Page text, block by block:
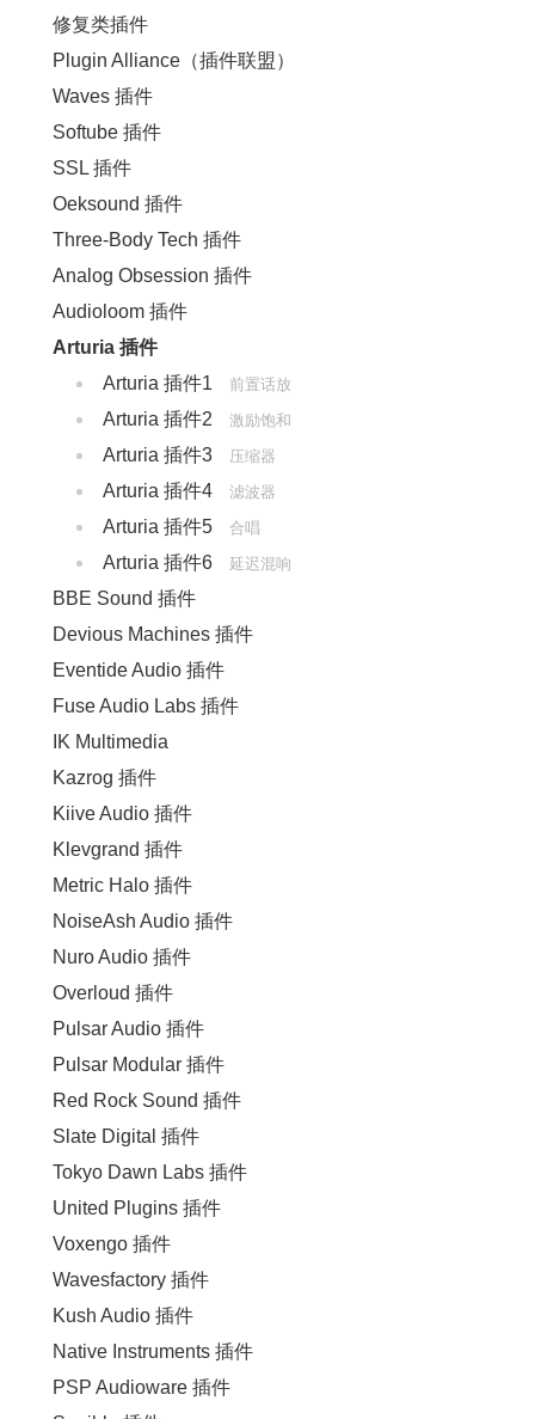
修复类插件
Plugin Alliance（插件联盟）
Waves 插件
Softube 插件
SSL 插件
Oeksound 插件
Three-Body Tech 插件
Analog Obsession 插件
Audioloom 插件
Arturia 插件
Arturia 插件1
前置话放
Arturia 插件2 激励饱和
Arturia 插件3 压缩器
Arturia 插件4 滤波器
Arturia 插件5 合唱
Arturia 插件6 延迟混响
BBE Sound 插件
Devious Machines 插件
Eventide Audio 插件
Fuse Audio Labs 插件
IK Multimedia
Kazrog 插件
Kiive Audio 插件
Klevgrand 插件
Metric Halo 插件
NoiseAsh Audio 插件
Nuro Audio 插件
Overloud 插件
Pulsar Audio 插件
Pulsar Modular 插件
Red Rock Sound 插件
Slate Digital 插件
Tokyo Dawn Labs 插件
United Plugins 插件
Voxengo 插件
Wavesfactory 插件
Kush Audio 插件
Native Instruments 插件
PSP Audioware 插件